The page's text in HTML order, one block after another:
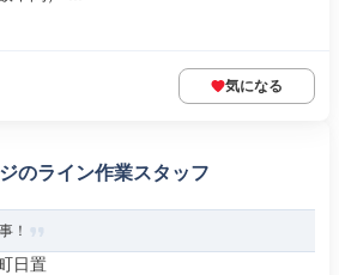
気になる
のライン作業スタッフ
！
日置